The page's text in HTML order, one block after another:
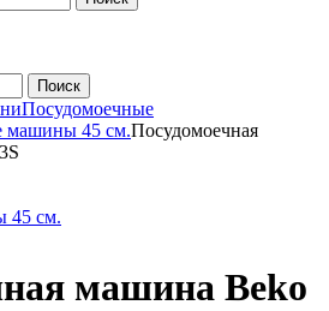
Поиск
Посудомоечные
машины 45 см.Посудомоечная
45 см.
машина Beko